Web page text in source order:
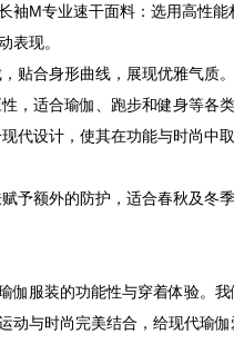
袖M专业速干面料：选用高性
表现。
贴合身形曲线，展现优雅气质
，适合瑜伽、跑步和健身等各
代设计，使其在功能与时尚中
予额外的防护，适合春秋及冬
伽服装的功能性与穿着体验。
动与时尚完美结合，给现代瑜伽